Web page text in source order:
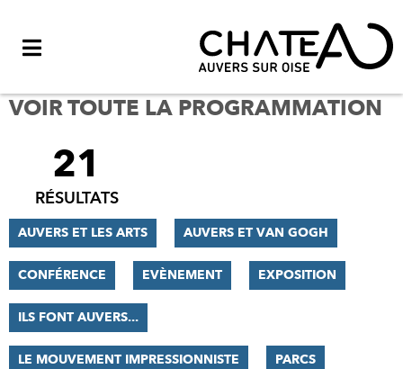
VOIR TOUTE LA PROGRAMMATION
FILTRER
RÉSULTATS
21
RÉSULTATS
AUVERS ET LES ARTS AUVERS ET VAN GOGH
CONFÉRENCE EVÈNEMENT EXPOSITION
ILS FONT AUVERS...
LE MOUVEMENT IMPRESSIONNISTE PARCS